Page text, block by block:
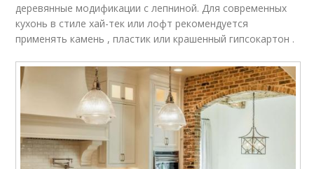
деревянные модификации с лепниной. Для современных
кухонь в стиле хай-тек или лофт рекомендуется
применять камень , пластик или крашенный гипсокартон .